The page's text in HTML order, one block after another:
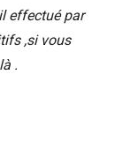
effectué par
,si vous
.